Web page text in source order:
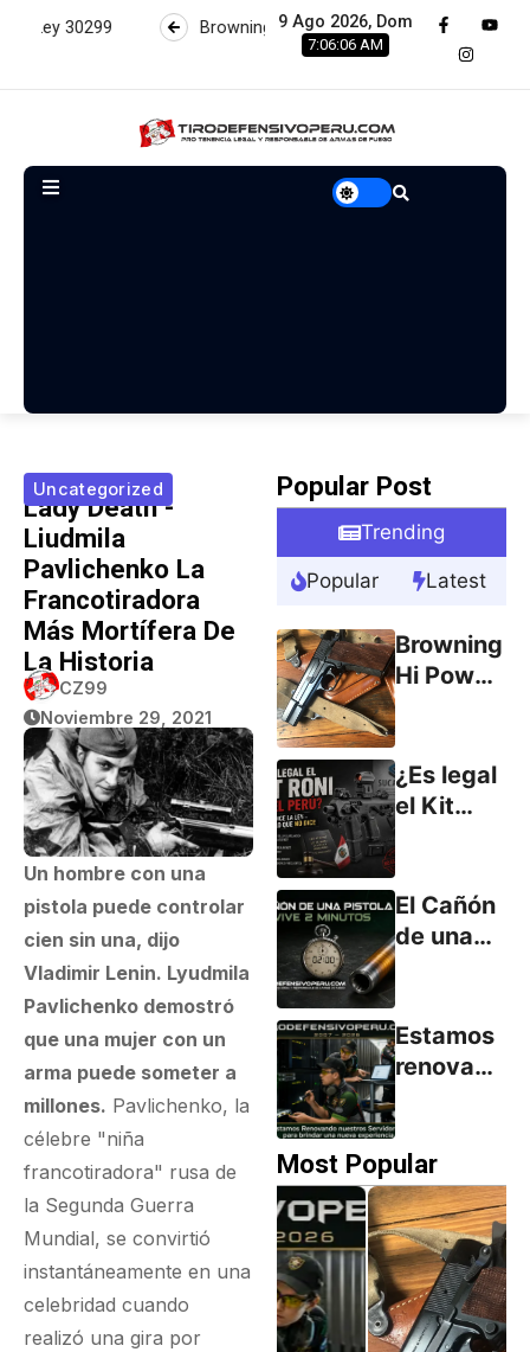
Browning Hi Power 9mm (parte 1) ¿Es legal el Kit RONI
9 Ago 2026, Dom
7:06:07 AM
Uncategorized
Lady Death -
Liudmila
Pavlichenko La
Francotiradora
Más Mortífera De
La Historia
CZ99
Noviembre 29, 2021
Un hombre con una
pistola puede controlar
cien sin una, dijo
Vladimir Lenin. Lyudmila
Pavlichenko demostró
que una mujer con un
arma puede someter a
millones. Pavlichenko, la
célebre "niña
francotiradora" rusa de
la Segunda Guerra
Mundial, se convirtió
instantáneamente en una
celebridad cuando
realizó una gira por
Popular Post
Trending
Popular Latest
Browning
Hi Power
¿Es legal
el Kit
Lo que
dice la
dice.
El Cañón
de una
Menos
de 2
Secreto
Detrás
del
Desgaste
Estamos
renovand
s para
brindar
una
nueva
experien
cia
Most Popular